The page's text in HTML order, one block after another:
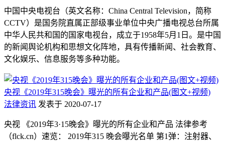
中国中央电视台（英文名称：China Central Television，简称
CCTV）是国务院直属正部级事业单位中央广播电视总台所属
中华人民共和国的国家电视台，成立于1958年5月1日。是中国
的新闻舆论机构和思想文化阵地，具有传播新闻、社会教育、
文化娱乐、信息服务等多种功能。
央视《2019年315晚会》曝光的所有企业和产品(图文+视频)
法律资讯 发表于 2020-07-17
央视 《2019年3·15晚会》曝光的所有企业和产品 法律参考
（flck.cn）速览： 2019年315 晚会曝光名单 第1弹：注射器、